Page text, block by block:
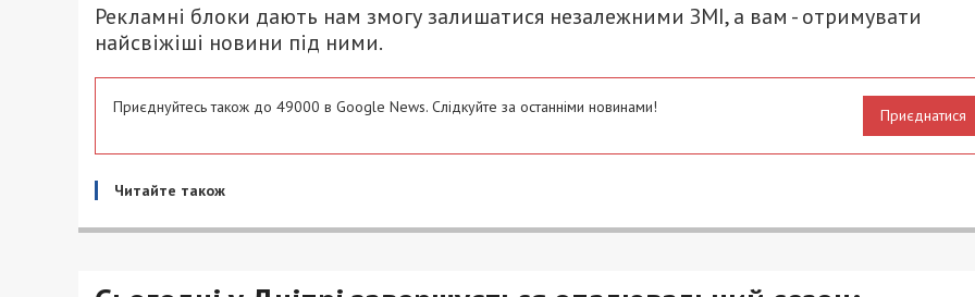
Рекламні блоки дають нам змогу залишатися незалежними ЗМІ, а вам - отримувати
найсвіжіші новини під ними.
Приєднуйтесь також до 49000 в Google News. Слідкуйте за останніми новинами! Приєднатися
Читайте також